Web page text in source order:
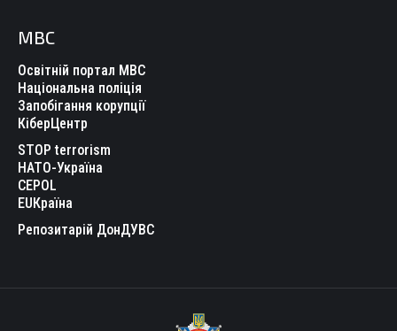
МВС
Освітній портал МВС
Національна поліція
Запобігання корупції
КіберЦентр
STOP terrorism
НАТО-Україна
CEPOL
EUКраїна
Репозитарій ДонДУВС